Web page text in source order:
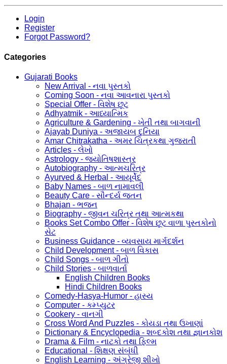
Login
Register
Forgot Password?
Categories
Gujarati Books
New Arrival - નવા પુસ્તકો
Coming Soon - નવા આવનારા પુસ્તકો
Special Offer - વિશેષ છૂટ
Adhyatmik - આધ્યાત્મિક
Agriculture & Gardening - ખેતી તથા બાગવાની
Ajayab Duniya - અજાયબ દુનિયા
Amar Chitrakatha - અમર ચિત્રકથા ગુજરાતી
Articles - લેખો
Astrology - જ્યોતિષશાસ્ત્ર
Autobiography - આત્મચરિત્ર
Ayurved & Herbal - આયૂર્વેદ
Baby Names - બાળ નામાવલી
Beauty Care - સૌન્દર્ય જતન
Bhajan - ભજન
Biography - જીવન ચરિત્ર તથા આત્મકથા
Books Set Combo Offer - વિશેષ છૂટ વાળા પુસ્તકોનો
સેટ
Business Guidance - વ્યવસાય માર્ગદર્શન
Child Development - બાળ વિકાસ
Child Songs - બાળ ગીતો
Child Stories - બાળવાર્તા
English Children Books
Hindi Children Books
Comedy-Hasya-Humor - હાસ્ય
Computer - કમ્પ્યુટર
Cookery - વાનગી
Cross Word And Puzzles - કોયડા તથા ઉખાણાં
Dictionary & Encyclopedia - શબ્દકોશ તથા જ્ઞાનકોશ
Drama & Film - નાટકો તથા ફિલ્મ
Educational - શિક્ષણ સંબંધી
English Learning - અંગ્રેજી શીખો